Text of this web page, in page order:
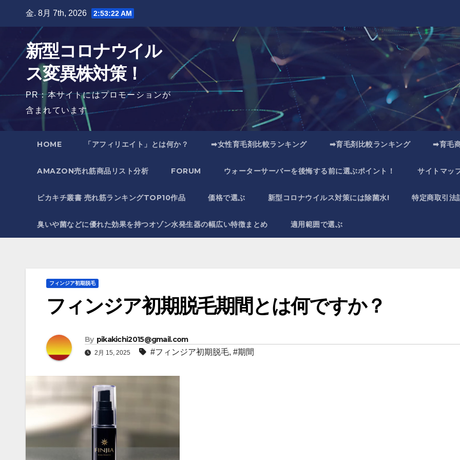
金. 8月 7th, 2026 2:53:23 AM
新型コロナウイル
ス変異株対策！
PR：本サイトにはプロモーションが
含まれています
HOME 「アフィリエイト」とは何か？ ➡女性育毛剤比較ランキング ➡育毛剤比較ランキング ➡育毛
AMAZON売れ筋商品リスト分析 FORUM ウォーターサーバーを後悔する前に選ぶポイント！ サイトマッ
ピカキチ叢書 売れ筋ランキングTOP10作品 価格で選ぶ 新型コロナウイルス対策には除菌水! 特定商取引法
臭いや菌などに優れた効果を持つオゾン水発生器の幅広い特徴まとめ 適用範囲で選ぶ
フィンジア初期脱毛
フィンジア初期脱毛期間とは何ですか？
By pikakichi2015@gmail.com
2月 15, 2025 #フィンジア初期脱毛, #期間